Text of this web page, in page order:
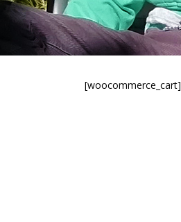
[woocommerce_cart]